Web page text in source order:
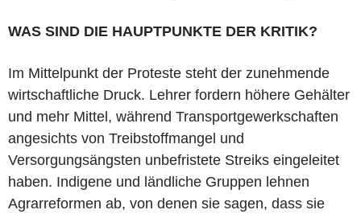
WAS SIND DIE HAUPTPUNKTE DER KRITIK?
Im Mittelpunkt der Proteste steht der zunehmende
wirtschaftliche Druck. Lehrer fordern höhere Gehälter
und mehr Mittel, während Transportgewerkschaften
angesichts von Treibstoffmangel und
Versorgungsängsten unbefristete Streiks eingeleitet
haben. Indigene und ländliche Gruppen lehnen
Agrarreformen ab, von denen sie sagen, dass sie